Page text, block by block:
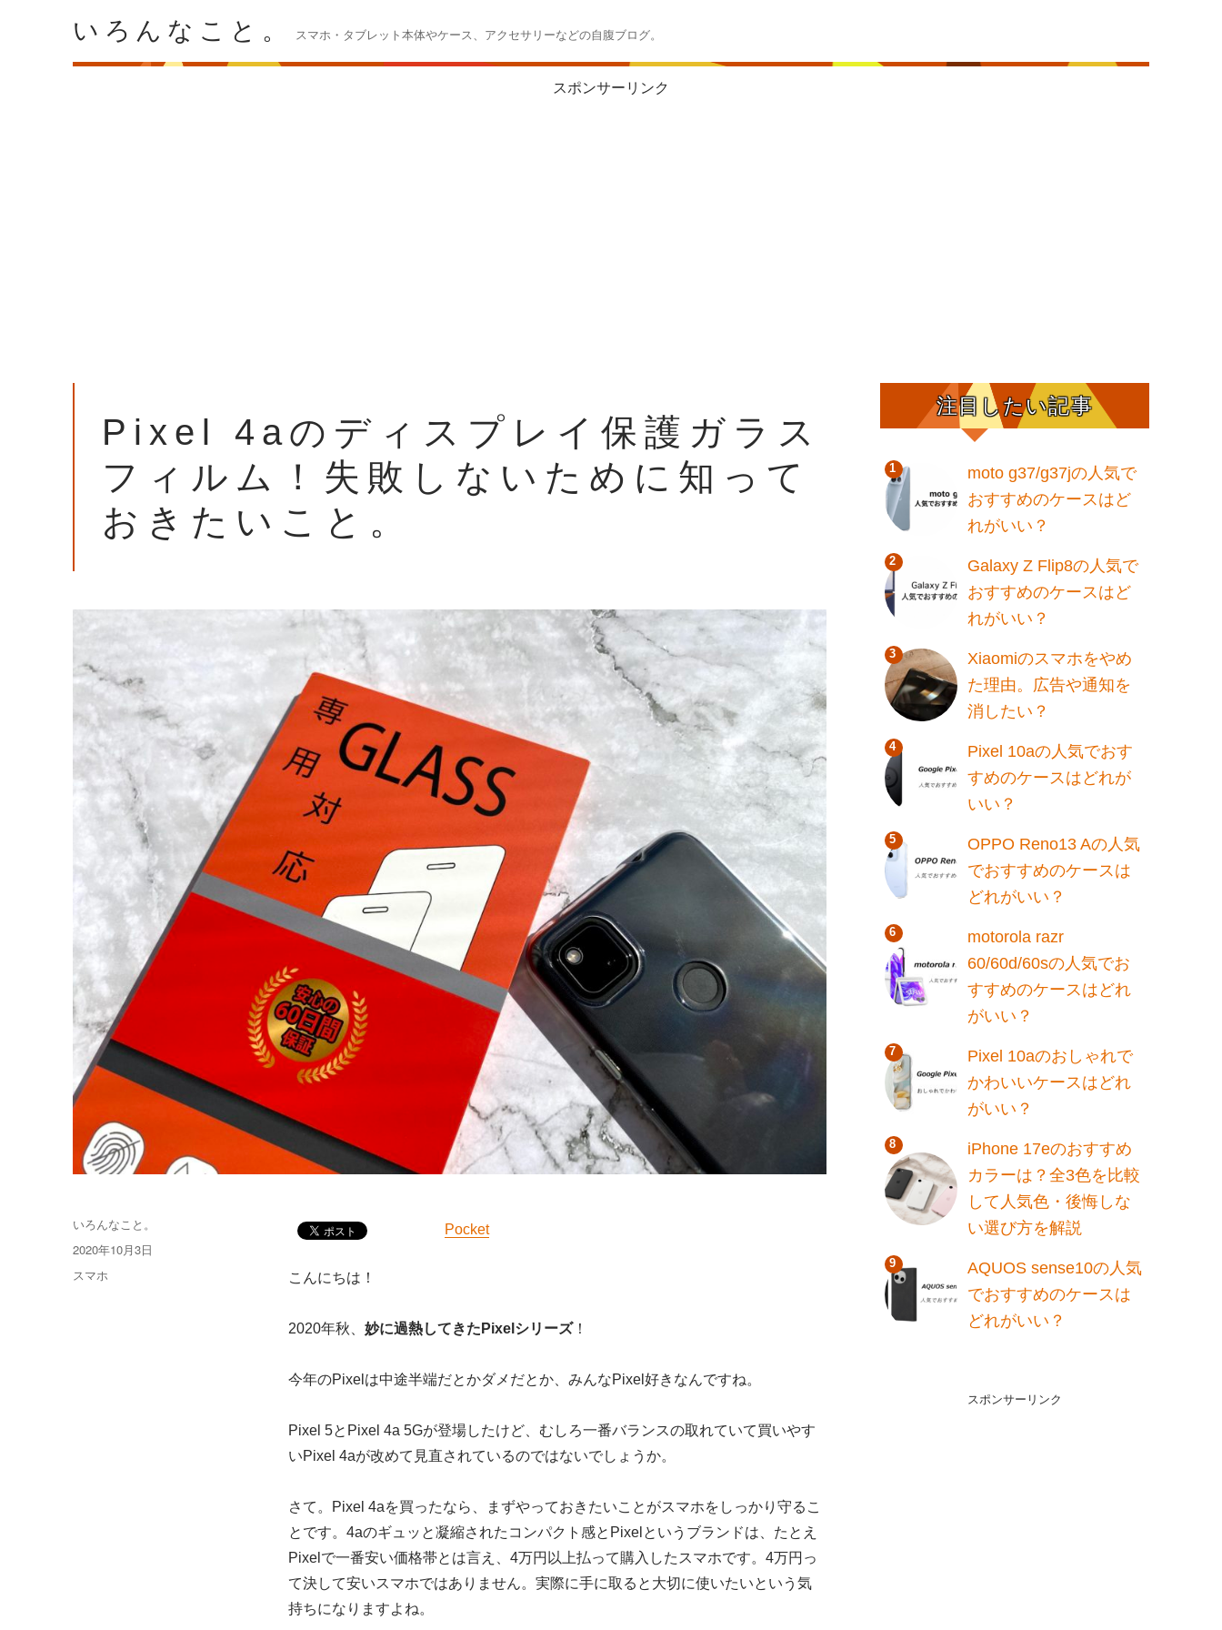
いろんなこと。 スマホ・タブレット本体やケース、アクセサリーなどの自腹ブログ。
スポンサーリンク
Pixel 4aのディスプレイ保護ガラス
フィルム！失敗しないために知って
おきたいこと。
Pocket
こんにちは！
2020年秋、 妙に過熱してきたPixelシリーズ！
今年のPixelは中途半端だとかダメだとか、みんなPixel好きなんですね。
Pixel 5とPixel 4a 5Gが登場したけど、むしろ一番バランスの取れていて買いやす
いPixel 4aが改めて見直されているのではないでしょうか。
さて。Pixel 4aを買ったなら、まずやっておきたいことがスマホをしっかり守るこ
とです。4aのギュッと凝縮されたコンパクト感とPixelというブランドは、たとえ
Pixelで一番安い価格帯とは言え、4万円以上払って購入したスマホです。4万円っ
て決して安いスマホではありません。実際に手に取ると大切に使いたいという気
持ちになりますよね。
投
稿
いろんなこと。
投
稿
2020年10月3日
カ
スマホ
注目したい記事
moto g37/g37jの人気で
おすすめのケースはど
れがいい？
Galaxy Z Flip8の人気で
おすすめのケースはど
れがいい？
Xiaomiのスマホをやめ
た理由。広告や通知を
消したい？
Pixel 10aの人気でおす
すめのケースはどれが
いい？
OPPO Reno13 Aの人気
でおすすめのケースは
どれがいい？
motorola razr
60/60d/60sの人気でお
すすめのケースはどれ
がいい？
Pixel 10aのおしゃれで
かわいいケースはどれ
がいい？
iPhone 17eのおすすめ
カラーは？全3色を比較
して人気色・後悔しな
い選び方を解説
AQUOS sense10の人気
でおすすめのケースは
どれがいい？
スポンサーリンク